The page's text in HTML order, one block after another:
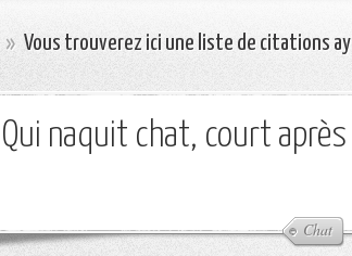
» Vous trouverez ici une liste de citations
Qui naquit chat, court
Chat